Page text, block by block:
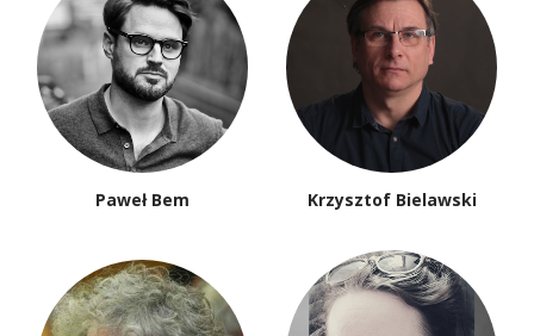
Paweł Bem Krzysztof Bielawski